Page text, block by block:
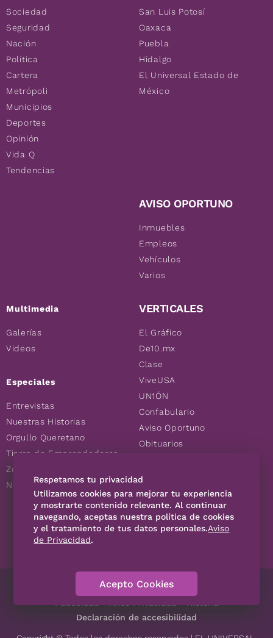
Sociedad
Seguridad
Nación
Política
Cartera
Metrópoli
Municipios
Deportes
Opinión
Vida Q
Tendencias
Multimedia
Galerías
Videos
Especiales
Entrevistas
Nuestras Historias
Orgullo Queretano
Tierra de Emprendedores
Zoociales
Nuevos Queretanos
San Luis Potosí
Oaxaca
Puebla
Hidalgo
El Universal Estado de
México
AVISO OPORTUNO
Inmuebles
Empleos
Vehículos
Varios
VERTICALES
El Gráfico
De10.mx
Clase
ViveUSA
UN1ÓN
Confabulario
Aviso Oportuno
Obituarios
Consultas
SÍGUENOS
Contáctanos Código de Ética
Declaración de accesibilidad
Respetamos tu privacidad
Utilizamos cookies para mejorar tu experiencia
y mostrarte contenido relevante. Al continuar
navegando, aceptas nuestra política de cookies
y el tratamiento de tus datos personales.Aviso
de Privacidad.
Acepto Cookies